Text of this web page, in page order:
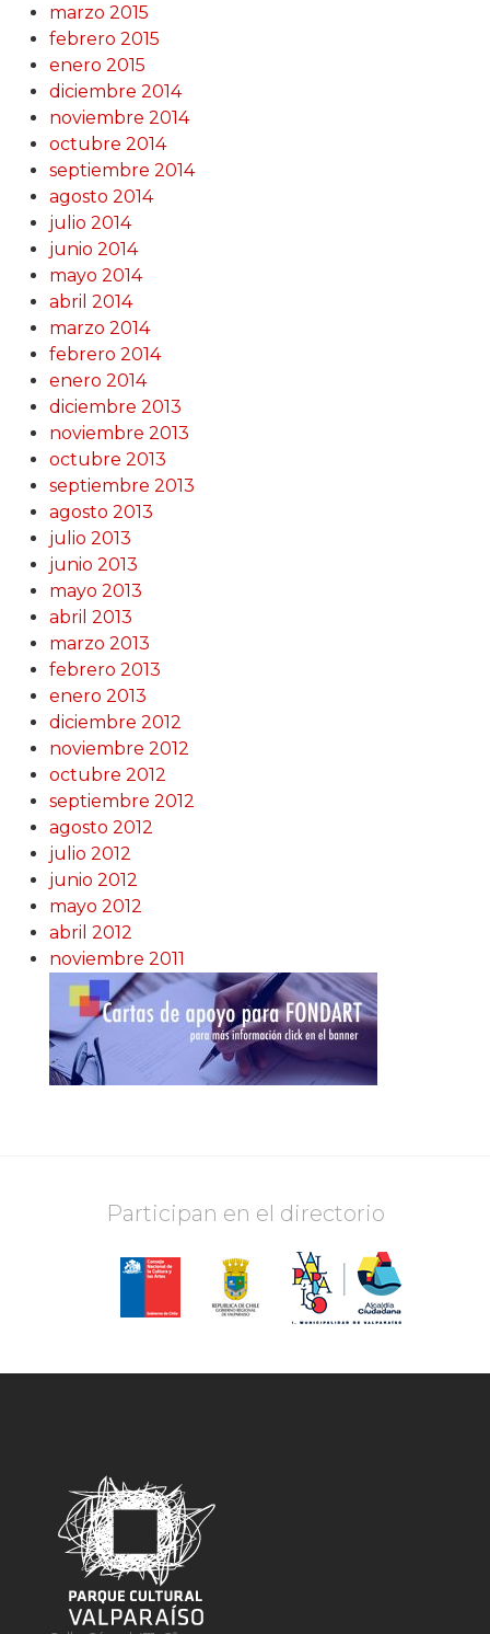
marzo 2015
febrero 2015
enero 2015
diciembre 2014
noviembre 2014
octubre 2014
septiembre 2014
agosto 2014
julio 2014
junio 2014
mayo 2014
abril 2014
marzo 2014
febrero 2014
enero 2014
diciembre 2013
noviembre 2013
octubre 2013
septiembre 2013
agosto 2013
julio 2013
junio 2013
mayo 2013
abril 2013
marzo 2013
febrero 2013
enero 2013
diciembre 2012
noviembre 2012
octubre 2012
septiembre 2012
agosto 2012
julio 2012
junio 2012
mayo 2012
abril 2012
noviembre 2011
Participan en el directorio